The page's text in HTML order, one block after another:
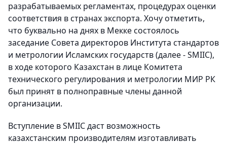
разрабатываемых регламентах, процедурах оценки
соответствия в странах экспорта. Хочу отметить,
что буквально на днях в Мекке состоялось
заседание Совета директоров Института стандартов
и метрологии Исламских государств (далее - SMIIC),
в ходе которого Казахстан в лице Комитета
технического регулирования и метрологии МИР РК
был принят в полноправные члены данной
организации.
Вступление в SMIIC даст возможность
казахстанским производителям изготавливать